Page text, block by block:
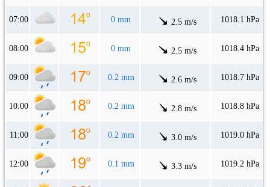
07:00 0 mm 2.5 m/s 1018.1 hPa
08:00 0 mm 2.5 m/s 1018.4 hPa
09:00 0.2 mm 2.6 m/s 1018.7 hPa
10:00 0.2 mm 2.8 m/s 1018.8 hPa
11:00 0.2 mm 3.0 m/s 1019.0 hPa
12:00 0.1 mm 3.3 m/s 1019.2 hPa